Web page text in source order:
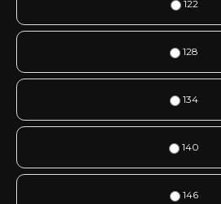
122
128
134
140
146